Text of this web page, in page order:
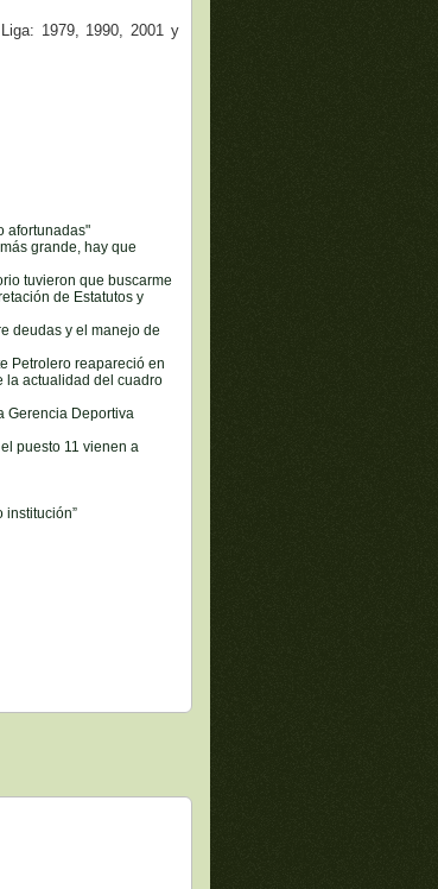
1979, 1990, 2001 y
afortunadas"
grande, hay que
tuvieron que buscarme
de Estatutos y
deudas y el manejo de
Petrolero reapareció en
la actualidad del cuadro
Gerencia Deportiva
puesto 11 vienen a
institución”